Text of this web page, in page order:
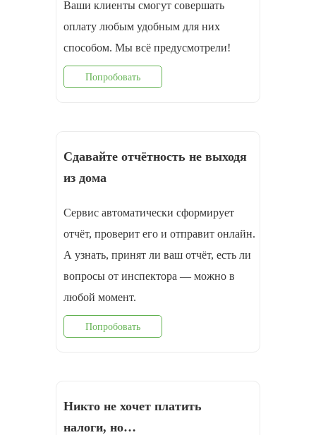
Ваши клиенты смогут совершать
оплату любым удобным для них
способом. Мы всё предусмотрели!
Попробовать
Сдавайте отчётность не выходя
из дома
Сервис автоматически сформирует
отчёт, проверит его и отправит онлайн.
А узнать, принят ли ваш отчёт, есть ли
вопросы от инспектора — можно в
любой момент.
Попробовать
Никто не хочет платить
налоги, но…